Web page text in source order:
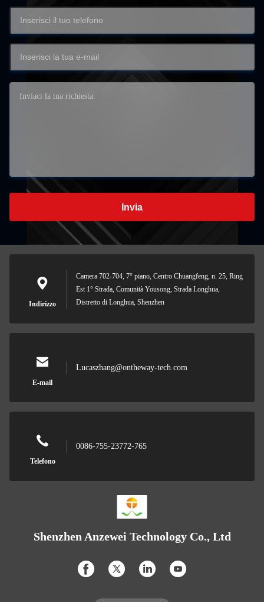
Invia
Indirizzo
Camera 702-704, 7° piano, Centro Chuangfeng, n. 25, Ring
Est 1° Strada, Comunità Yousong, Strada Longhua,
Distretto di Longhua, Shenzhen
E-mail
Lucaszhang@ontheway-tech.com
Telefono
0086-755-23772-765
Shenzhen Anzewei Technology Co., Ltd